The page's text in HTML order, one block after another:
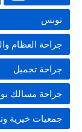
تونس
جراحة العظام
جراحة تجميل
جراحة مسالك
جمعيات خيرية